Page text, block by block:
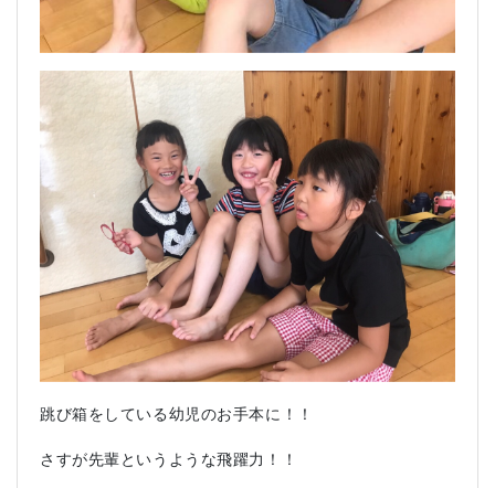
跳び箱をしている幼児のお手本に！！
さすが先輩というような飛躍力！！